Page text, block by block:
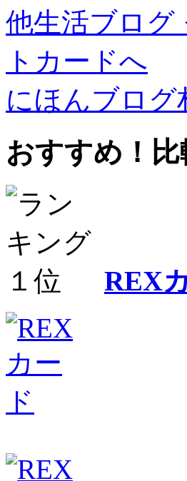
にほんブログ
おすすめ！
REX